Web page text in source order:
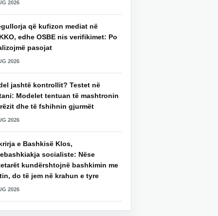
2026
që kufizon mediat në
edhe OSBE nis verifikimet: Po
pasojat
2026
jashtë kontrollit? Testet në
Modelet tentuan të mashtronin
dhe të fshihnin gjurmët
2026
e Bashkisë Klos,
socialiste: Nëse
kundërshtojnë bashkimin me
do të jem në krahun e tyre
2026